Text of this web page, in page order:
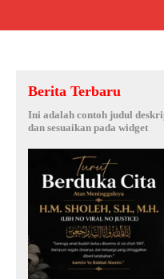
Berita Terbaru
Ini adalah contoh judul
dan sesuaikan pada widget